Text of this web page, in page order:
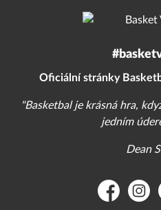
Oficiální stránky
"Basketbal je krásná hra,
jedním
Dean
Facebook